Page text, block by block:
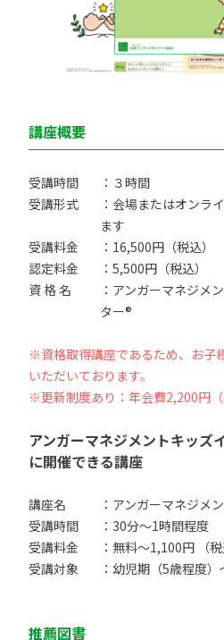
講座概要
受講時間
：３時間
受講形式
：会場またはオンラ
ます
受講料金
：16,500円（税込）
認定料金
：5,500円（税込）
資 格 名
：アンガーマネジメ
ター®
※資格取得講座であるため、お子
いただいております。
※更新制度あり：年会費2,200円（
アンガーマネジメントキッズ
に開催できる講座
講座名
：アンガーマネジメ
受講時間
：30分〜1時間程度
受講料金
：無料〜1,100円 （税
受講対象
：幼児期（5歳程度
推薦図書